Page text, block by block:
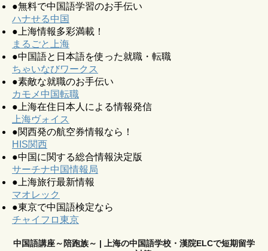
●無料で中国語学習のお手伝い
ハナせる中国
●上海情報多彩満載！
まるごと上海
●中国語と日本語を使った就職・転職
ちゃいなびワークス
●素敵な就職のお手伝い
カモメ中国転職
●上海在住日本人による情報発信
上海ヴォイス
●関西発の航空券情報なら！
HIS関西
●中国に関する総合情報決定版
サーチナ中国情報局
●上海旅行最新情報
マオレック
●東京で中国語検定なら
チャイフロ東京
中国語講座～陪跑族～ | 上海の中国語学校・漢院ELCで短期留学